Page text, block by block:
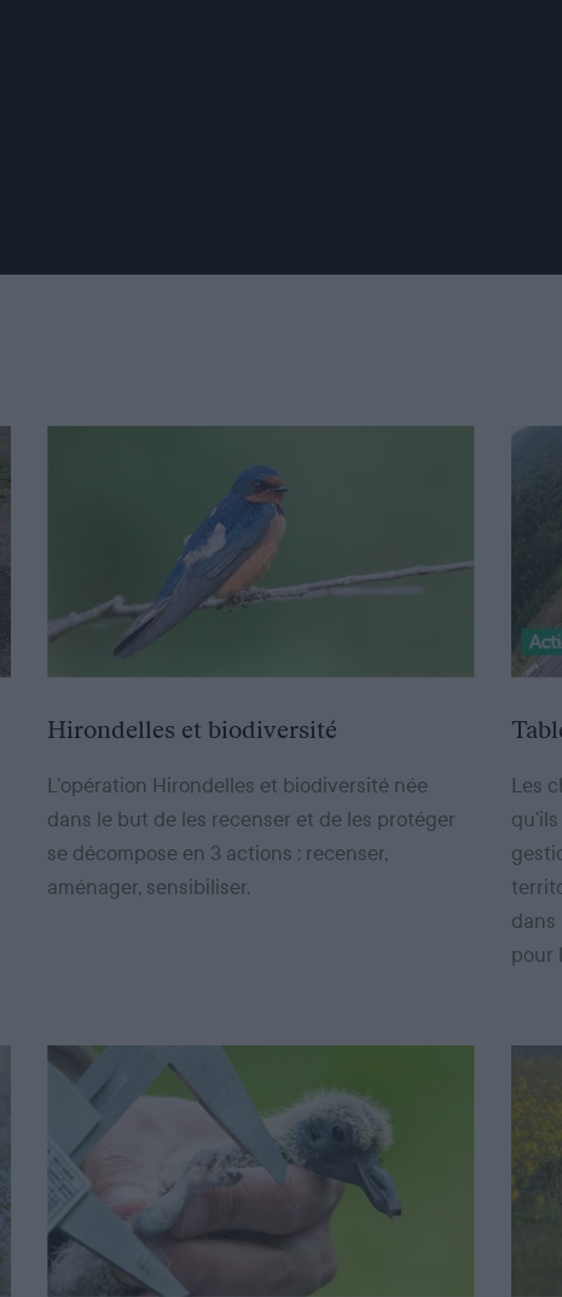
Hirondelles et biodiversité
L’opération Hirondelles et biodiversité née
dans le but de les recenser et de les protéger
se décompose en 3 actions : recenser,
aménager, sensibiliser.
Les
dans
pour